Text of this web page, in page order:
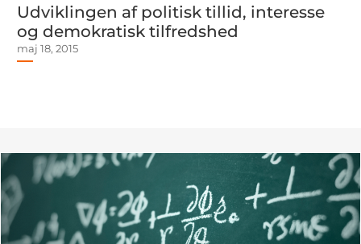
Udviklingen af politisk tillid, interesse
og demokratisk tilfredshed
maj 18, 2015